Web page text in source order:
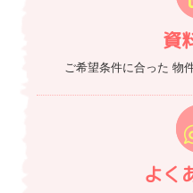
資
ご希望条件に合った 物
よく